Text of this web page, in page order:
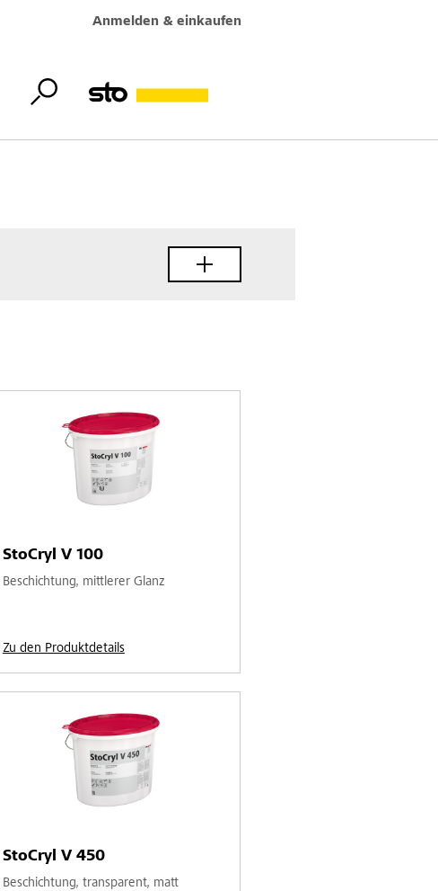
Anmelden & einkaufen
StoCryl V 100
Beschichtung, mittlerer Glanz
Zu den Produktdetails
StoCryl V 450
Beschichtung, transparent, matt